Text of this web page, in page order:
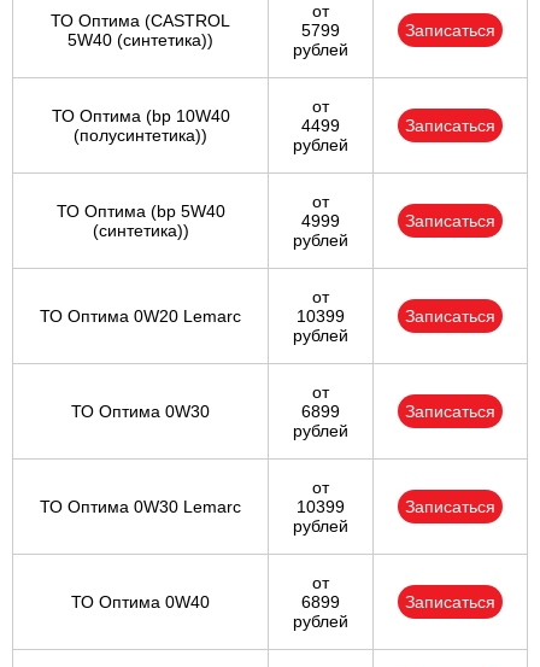
ТО Оптима (CASTROL
5W40 (синтетика))
от
5799
рублей
Записаться
ТО Оптима (bp 10W40
(полусинтетика))
от
4499
рублей
Записаться
ТО Оптима (bp 5W40
(синтетика))
от
4999
рублей
Записаться
ТО Оптима 0W20 Lemarc
от
10399
рублей
Записаться
ТО Оптима 0W30
от
6899
рублей
Записаться
ТО Оптима 0W30 Lemarc
от
10399
рублей
Записаться
ТО Оптима 0W40
от
6899
рублей
Записаться